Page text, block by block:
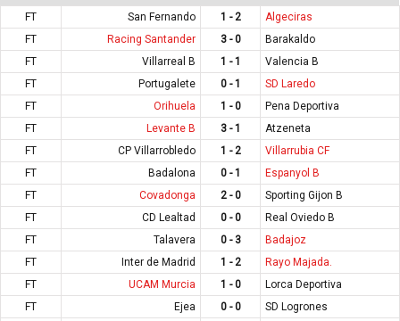
FT
San Fernando 1 - 2
Algeciras
FT
Racing Santander 3 - 0
Barakaldo
FT
Villarreal B 1 - 1
Valencia B
FT
Portugalete 0 - 1
SD Laredo
FT
Orihuela 1 - 0
Pena Deportiva
FT
Levante B 3 - 1
Atzeneta
FT
CP Villarrobledo 1 - 2
Villarrubia CF
FT
Badalona 0 - 1
Espanyol B
FT
Covadonga 2 - 0
Sporting Gijon B
FT
CD Lealtad 0 - 0
Real Oviedo B
FT
Talavera 0 - 3
Badajoz
FT
Inter de Madrid 1 - 2
Rayo Majada.
FT
UCAM Murcia 1 - 0
Lorca Deportiva
FT
Ejea 0 - 0
SD Logrones